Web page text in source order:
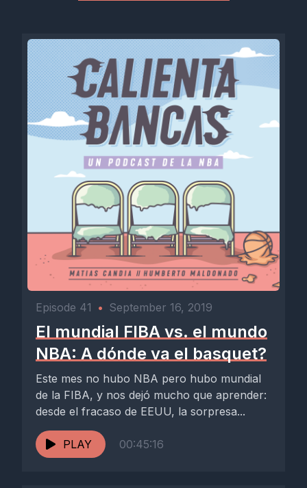
Episode 41 • September 16, 2019
El mundial FIBA vs. el mundo
NBA: A dónde va el basquet?
Este mes no hubo NBA pero hubo mundial
de la FIBA, y nos dejó mucho que aprender:
desde el fracaso de EEUU, la sorpresa...
PLAY 00:45:16